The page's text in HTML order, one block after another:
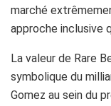
marché
approche inclusive
La valeur de Rare
symbolique du
Gomez au sein du